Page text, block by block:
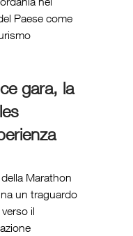
Paese come
gara, la
Marathon
un traguardo
il